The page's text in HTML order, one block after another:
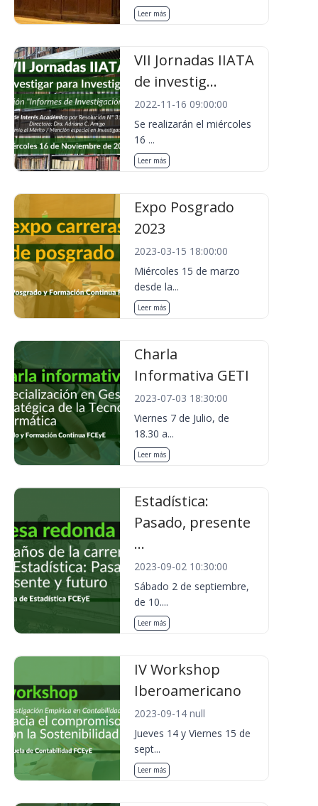
Leer más
VII Jornadas IIATA
de investig...
2022-11-16 09:00:00
Se realizarán el miércoles
16 ...
Leer más
Expo Posgrado
2023
2023-03-15 18:00:00
Miércoles 15 de marzo
desde la...
Leer más
Charla
Informativa GETI
2023-07-03 18:30:00
Viernes 7 de Julio, de
18.30 a...
Leer más
Estadística:
Pasado, presente
...
2023-09-02 10:30:00
Sábado 2 de septiembre,
de 10....
Leer más
IV Workshop
Iberoamericano
2023-09-14 null
Jueves 14 y Viernes 15 de
sept...
Leer más